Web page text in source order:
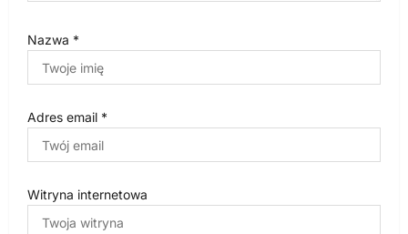
Nazwa *
Adres email *
Witryna internetowa